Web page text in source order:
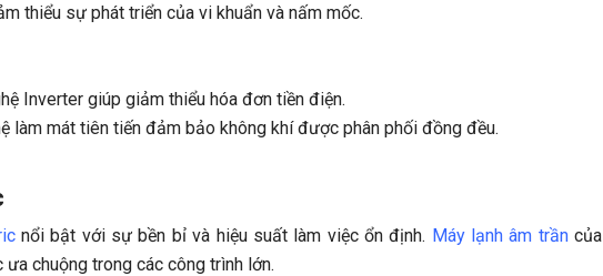
thiểu sự phát triển của vi khuẩn và nấm mốc.
Inverter giúp giảm thiểu hóa đơn tiền điện.
làm mát tiên tiến đảm bảo không khí được phân phối đồng đều.
nổi bật với sự bền bỉ và hiệu suất làm việc ổn định. Máy lạnh âm trầncủa
chuộng trong các công trình lớn.